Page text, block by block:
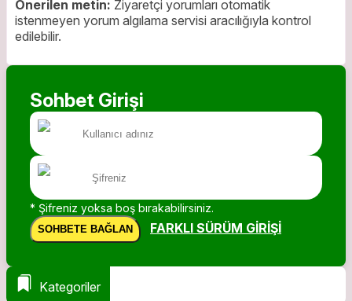
Önerilen metin: Ziyaretçi yorumları otomatik
istenmeyen yorum algılama servisi aracılığıyla kontrol
edilebilir.
Sohbet Girişi
* Şifreniz yoksa boş bırakabilirsiniz.
SOHBETE BAĞLAN FARKLI SÜRÜM GIRIŞI
Kategoriler